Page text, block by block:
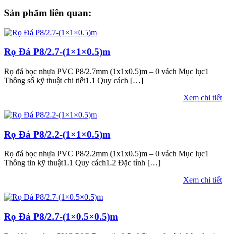
Sản phẩm liên quan:
Rọ Đá P8/2.7-(1×1×0.5)m
Rọ đá bọc nhựa PVC P8/2.7mm (1x1x0.5)m – 0 vách Mục lục1
Thông số kỹ thuật chi tiết1.1 Quy cách […]
Xem chi tiết
Rọ Đá P8/2.2-(1×1×0.5)m
Rọ đá bọc nhựa PVC P8/2.2mm (1x1x0.5)m – 0 vách Mục lục1
Thông tin kỹ thuật1.1 Quy cách1.2 Đặc tính […]
Xem chi tiết
Rọ Đá P8/2.7-(1×0.5×0.5)m